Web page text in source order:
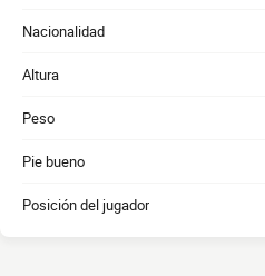
Nacionalidad
Altura
Peso
Pie bueno
Posición del jugador